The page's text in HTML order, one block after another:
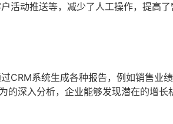
活动推送等，减少了人工操作，提高了
CRM系统生成各种报告，例如销售业
的深入分析，企业能够发现潜在的增长